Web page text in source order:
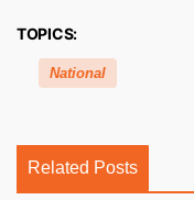
TOPICS:
National
Related Posts